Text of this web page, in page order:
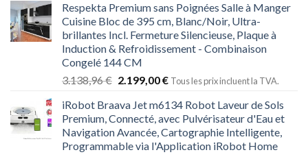
Respekta Premium sans Poignées Salle à Manger
Cuisine Bloc de 395 cm, Blanc/Noir, Ultra-
brillantes Incl. Fermeture Silencieuse, Plaque à
Induction & Refroidissement - Combinaison
Congelé 144 CM
3.138,96€ 2.199,00€ Tous les prix incluent la TVA.
iRobot Braava Jet m6134 Robot Laveur de Sols
Premium, Connecté, avec Pulvérisateur d'Eau et
Navigation Avancée, Cartographie Intelligente,
Programmable via l'Application iRobot Home